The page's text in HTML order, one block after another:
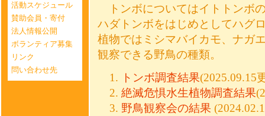
活動スケジュール
賛助会員・寄付
法人情報公開
ボランティア募集
リンク
問い合わせ先
トンボについてはイトトンボ
ハダトンボをはじめとしてハグ
植物ではミシマバイカモ、ナガ
観察できる野鳥の種類。
トンボ調査結果(2025.09.15
絶滅危惧水生植物調査結果
野鳥観察会の結果